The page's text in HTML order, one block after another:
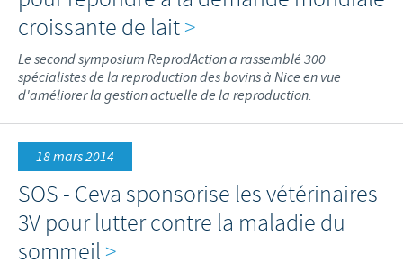
croissante de lait>
Le second symposium ReprodAction a rassemblé 300
spécialistes de la reproduction des bovins à Nice en vue
d'améliorer la gestion actuelle de la reproduction.
18 mars 2014
SOS - Ceva sponsorise les vétérinaires
3V pour lutter contre la maladie du
sommeil >